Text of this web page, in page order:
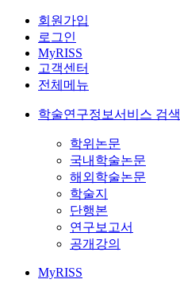
회원가입
로그인
MyRISS
고객센터
전체메뉴
학술연구정보서비스 검색
학위논문
국내학술논문
해외학술논문
학술지
단행본
연구보고서
공개강의
MyRISS